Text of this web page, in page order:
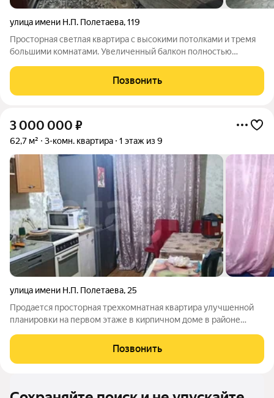
улица имени Н.П. Полетаева,119
Просторная светлая квартира с высокими потолками и тремя
большими комнатами. Увеличенный балкон полностью
установлены пластиковые окна. В одной из комнат сделан
современный ремонт, заменена
Позвонить
3 000 000 ₽
62,7 м² 3-комн. квартира 1 этаж из 9
улица имени Н.П. Полетаева, 25
Продается просторная трехкомнатная квартира улучшенной
планировки на первом этаже в кирпичном доме в районе
изолированными комнатами, что обеспечивает комфорт и
уединение для всех жильцов.
Позвонить